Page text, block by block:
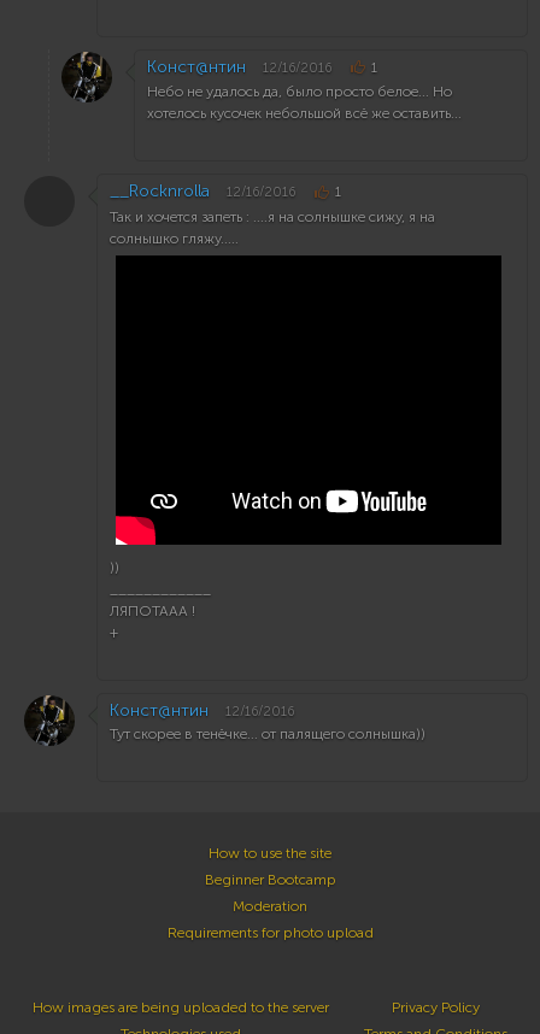
Конст@нтин 12/16/2016 1
Небо не удалось да, было просто белое... Но
хотелось кусочек небольшой всё же оставить...
__Rocknrolla 12/16/2016 1
Так и хочется запеть : ....я на солнышке сижу, я на
солнышко гляжу.....
))
ЛЯПОТААА !
+
Конст@нтин 12/16/2016
Тут скорее в тенёчке... от палящего солнышка))
How to use the site
Beginner Bootcamp
Moderation
Requirements for photo upload
How images are being uploaded to the server
Privacy Policy